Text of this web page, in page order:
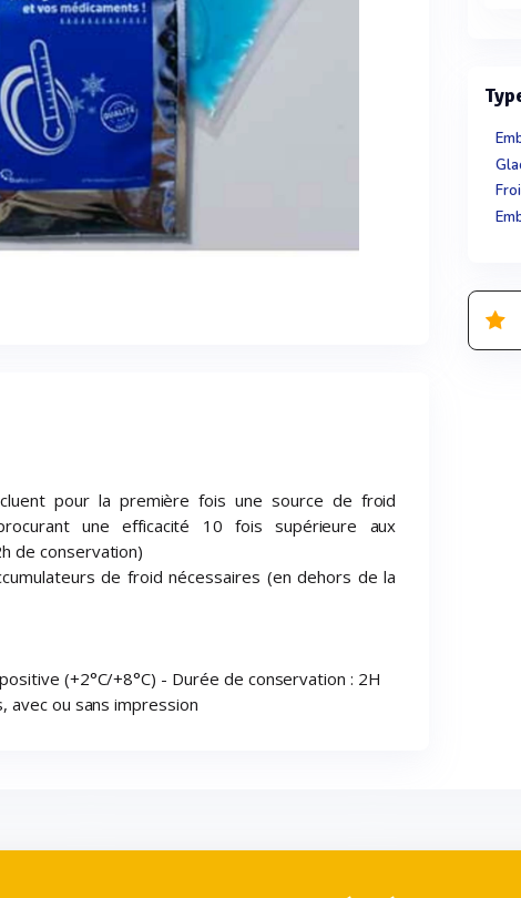
pour la première fois une source de froid
une efficacité 10 fois supérieure aux
de conservation)
de froid nécessaires (en dehors de la
(+2°C/+8°C) - Durée de conservation : 2H
avec ou sans impression